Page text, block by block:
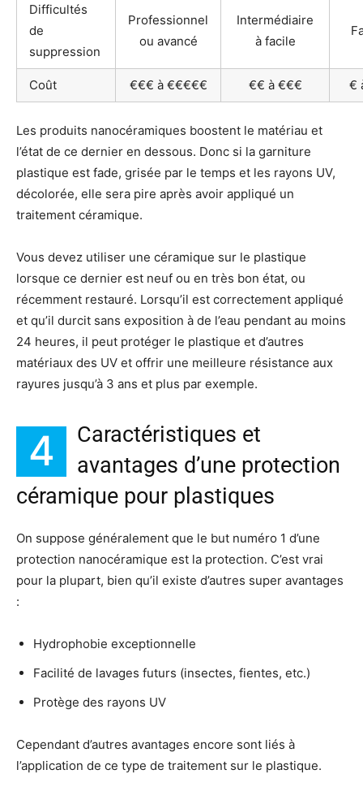
Difficultés
de
suppression
Professionnel
ou avancé
Intermédiaire
à facile
Coût €€€ à €€€€€ €€ à €€€ €
Les produits nanocéramiques boostent le matériau et
l’état de ce dernier en dessous. Donc si la garniture
plastique est fade, grisée par le temps et les rayons UV,
décolorée, elle sera pire après avoir appliqué un
traitement céramique.
Vous devez utiliser une céramique sur le plastique
lorsque ce dernier est neuf ou en très bon état, ou
récemment restauré. Lorsqu’il est correctement appliqué
et qu’il durcit sans exposition à de l’eau pendant au moins
24 heures, il peut protéger le plastique et d’autres
matériaux des UV et offrir une meilleure résistance aux
rayures jusqu’à 3 ans et plus par exemple.
4
Caractéristiques et
avantages d’une protection
céramique pour plastiques
On suppose généralement que le but numéro 1 d’une
protection nanocéramique est la protection. C’est vrai
pour la plupart, bien qu’il existe d’autres super avantages
:
Hydrophobie exceptionnelle
Facilité de lavages futurs (insectes, fientes, etc.)
Protège des rayons UV
Cependant d’autres avantages encore sont liés à
l’application de ce type de traitement sur le plastique.